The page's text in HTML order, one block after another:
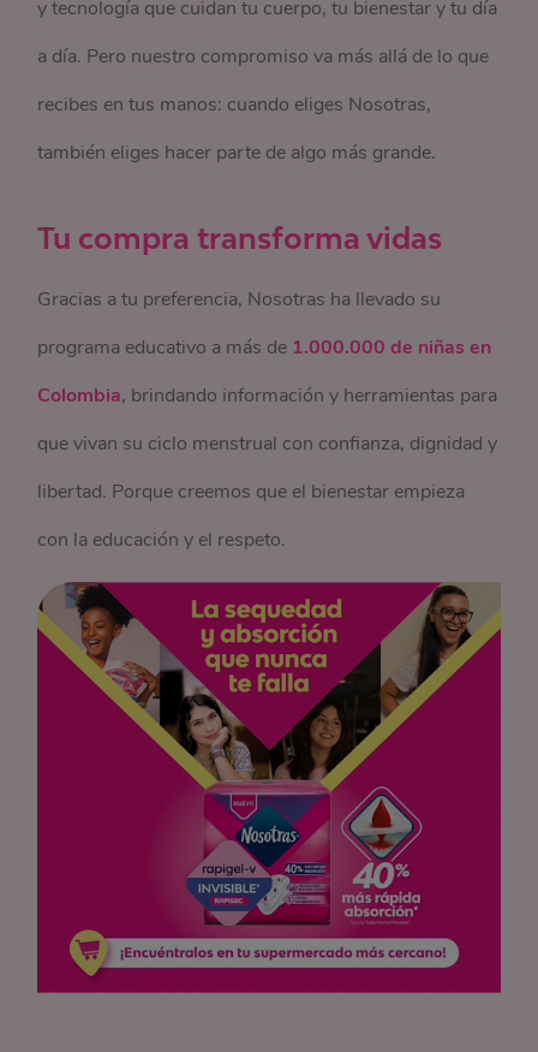
y tecnología que cuidan tu cuerpo, tu bienestar y tu día
a día. Pero nuestro compromiso va más allá de lo que
recibes en tus manos: cuando eliges Nosotras,
también eliges hacer parte de algo más grande.
Tu compra transforma vidas
Gracias a tu preferencia, Nosotras ha llevado su
programa educativo a más de 1.000.000 de niñas en
Colombia, brindando información y herramientas para
que vivan su ciclo menstrual con confianza, dignidad y
libertad. Porque creemos que el bienestar empieza
con la educación y el respeto.